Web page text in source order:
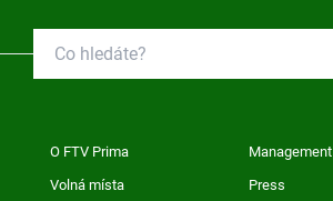
O FTV Prima Management
Volná místa Press